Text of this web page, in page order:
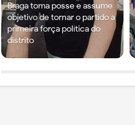
Braga toma posse e assume
objetivo de tornar o partido a
primeira força política do
distrito